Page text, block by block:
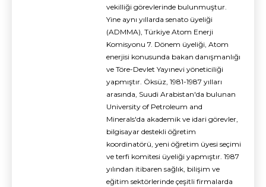
vekilliği görevlerinde bulunmuştur.
Yine aynı yıllarda senato üyeliği
(ADMMA), Türkiye Atom Enerji
Komisyonu 7. Dönem üyeliği, Atom
enerjisi konusunda bakan danışmanlığı
ve Töre-Devlet Yayınevi yöneticiliği
yapmıştır. Öksüz, 1981-1987 yılları
arasında, Suudi Arabistan'da bulunan
University of Petroleum and
Minerals'da akademik ve idari görevler,
bilgisayar destekli öğretim
koordinatörü, yeni öğretim üyesi seçimi
ve terfi komitesi üyeliği yapmıştır. 1987
yılından itibaren sağlık, bilişim ve
eğitim sektörlerinde çeşitli firmalarda